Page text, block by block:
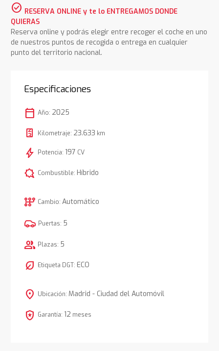
check_circle RESERVA ONLINE y te lo ENTREGAMOS DONDE
QUIERAS
Reserva online y podrás elegir entre recoger el coche en uno
de nuestros puntos de recogida o entrega en cualquier
punto del territorio nacional.
Especificaciones
calendar_today Año: 2025
Kilometraje: 23.633 km
bolt Potencia: 197 CV
comic_bubble Combustible: Híbrido
auto_transmission Cambio: Automático
Puertas: 5
group Plazas: 5
nest_eco_leaf Etiqueta DGT: ECO
location_on Ubicación: Madrid - Ciudad del Automóvil
local_police Garantía: 12 meses